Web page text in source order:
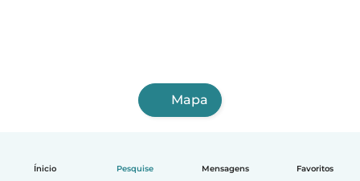
Ínicio Pesquise Mensagens Favoritos
Mapa